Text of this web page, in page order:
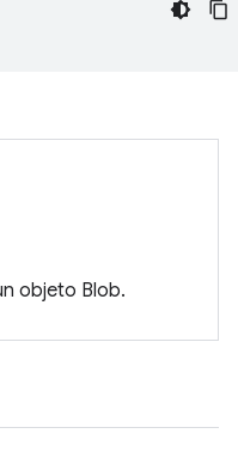
objeto Blob.